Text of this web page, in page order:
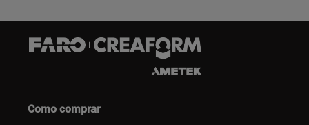
Como comprar